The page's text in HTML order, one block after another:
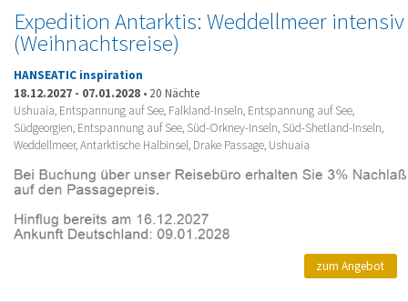
Expedition Antarktis: Weddellmeer intensiv
(Weihnachtsreise)
HANSEATIC inspiration
18.12.2027 - 07.01.2028 • 20 Nächte
Ushuaia, Entspannung auf See, Falkland-Inseln, Entspannung auf See,
Südgeorgien, Entspannung auf See, Süd-Orkney-Inseln, Süd-Shetland-Inseln,
Weddellmeer, Antarktische Halbinsel, Drake Passage, Ushuaia
zum Angebot